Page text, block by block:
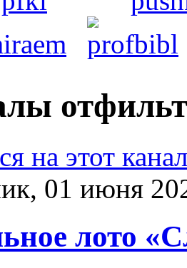
на этот
01 июня
лото